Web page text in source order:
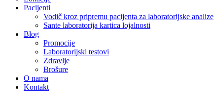
Pacijenti
Vodič kroz pripremu pacijenta za laboratorijske analize
Sante laboratorija kartica lojalnosti
Blog
Promocije
Laboratorijski testovi
Zdravlje
Brošure
O nama
Kontakt